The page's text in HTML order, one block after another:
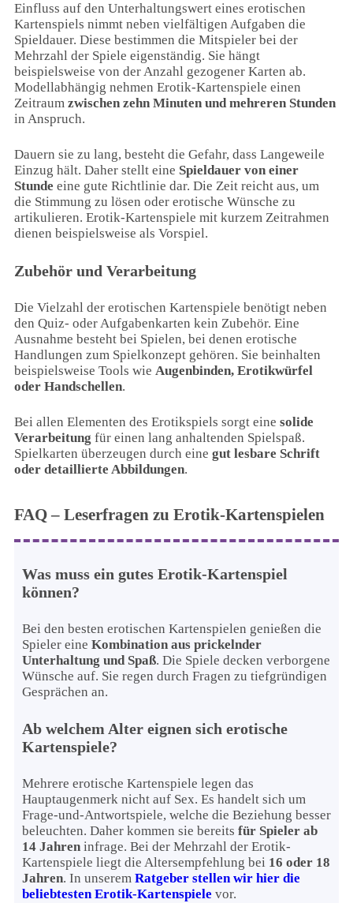
Einfluss auf den Unterhaltungswert eines erotischen
Kartenspiels nimmt neben vielfältigen Aufgaben die
Spieldauer. Diese bestimmen die Mitspieler bei der
Mehrzahl der Spiele eigenständig. Sie hängt
beispielsweise von der Anzahl gezogener Karten ab.
Modellabhängig nehmen Erotik-Kartenspiele einen
Zeitraum zwischen zehn Minuten und mehreren Stunden
in Anspruch.
Dauern sie zu lang, besteht die Gefahr, dass Langeweile
Einzug hält. Daher stellt eine Spieldauer von einer
Stunde eine gute Richtlinie dar. Die Zeit reicht aus, um
die Stimmung zu lösen oder erotische Wünsche zu
artikulieren. Erotik-Kartenspiele mit kurzem Zeitrahmen
dienen beispielsweise als Vorspiel.
Zubehör und Verarbeitung
Die Vielzahl der erotischen Kartenspiele benötigt neben
den Quiz- oder Aufgabenkarten kein Zubehör. Eine
Ausnahme besteht bei Spielen, bei denen erotische
Handlungen zum Spielkonzept gehören. Sie beinhalten
beispielsweise Tools wie Augenbinden, Erotikwürfel
oder Handschellen.
Bei allen Elementen des Erotikspiels sorgt eine solide
Verarbeitung für einen lang anhaltenden Spielspaß.
Spielkarten überzeugen durch eine gut lesbare Schrift
oder detaillierte Abbildungen.
FAQ – Leserfragen zu Erotik-Kartenspielen
Was muss ein gutes Erotik-Kartenspiel
können?
Bei den besten erotischen Kartenspielen genießen die
Spieler eine Kombination aus prickelnder
Unterhaltung und Spaß. Die Spiele decken verborgene
Wünsche auf. Sie regen durch Fragen zu tiefgründigen
Gesprächen an.
Ab welchem Alter eignen sich erotische
Kartenspiele?
Mehrere erotische Kartenspiele legen das
Hauptaugenmerk nicht auf Sex. Es handelt sich um
Frage-und-Antwortspiele, welche die Beziehung besser
beleuchten. Daher kommen sie bereits für Spieler ab
14 Jahren infrage. Bei der Mehrzahl der Erotik-
Kartenspiele liegt die Altersempfehlung bei 16 oder 18
Jahren. In unserem Ratgeber stellen wir hier die
beliebtesten Erotik-Kartenspiele vor.